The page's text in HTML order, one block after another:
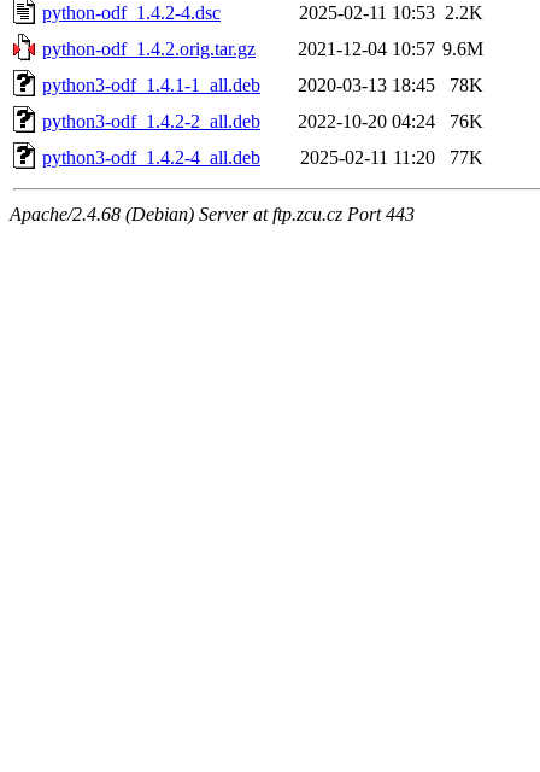
python-odf_1.4.2-4.dsc
2025-02-11 10:53 2.2K
python-odf_1.4.2.orig.tar.gz
2021-12-04 10:57 9.6M
python3-odf_1.4.1-1_all.deb
2020-03-13 18:45
78K
python3-odf_1.4.2-2_all.deb
2022-10-20 04:24
76K
python3-odf_1.4.2-4_all.deb
2025-02-11 11:20 77K
Apache/2.4.68 (Debian) Server at ftp.zcu.cz Port 443